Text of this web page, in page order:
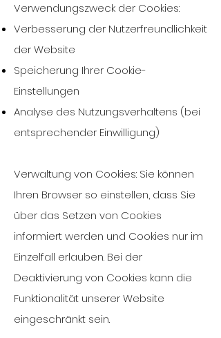
Verwendungszweck der Cookies:
Verbesserung der Nutzerfreundlichkeit
der Website
Speicherung Ihrer Cookie-
Einstellungen
Analyse des Nutzungsverhaltens (bei
entsprechender Einwilligung)
Verwaltung von Cookies: Sie können
Ihren Browser so einstellen, dass Sie
über das Setzen von Cookies
informiert werden und Cookies nur im
Einzelfall erlauben. Bei der
Deaktivierung von Cookies kann die
Funktionalität unserer Website
eingeschränkt sein.